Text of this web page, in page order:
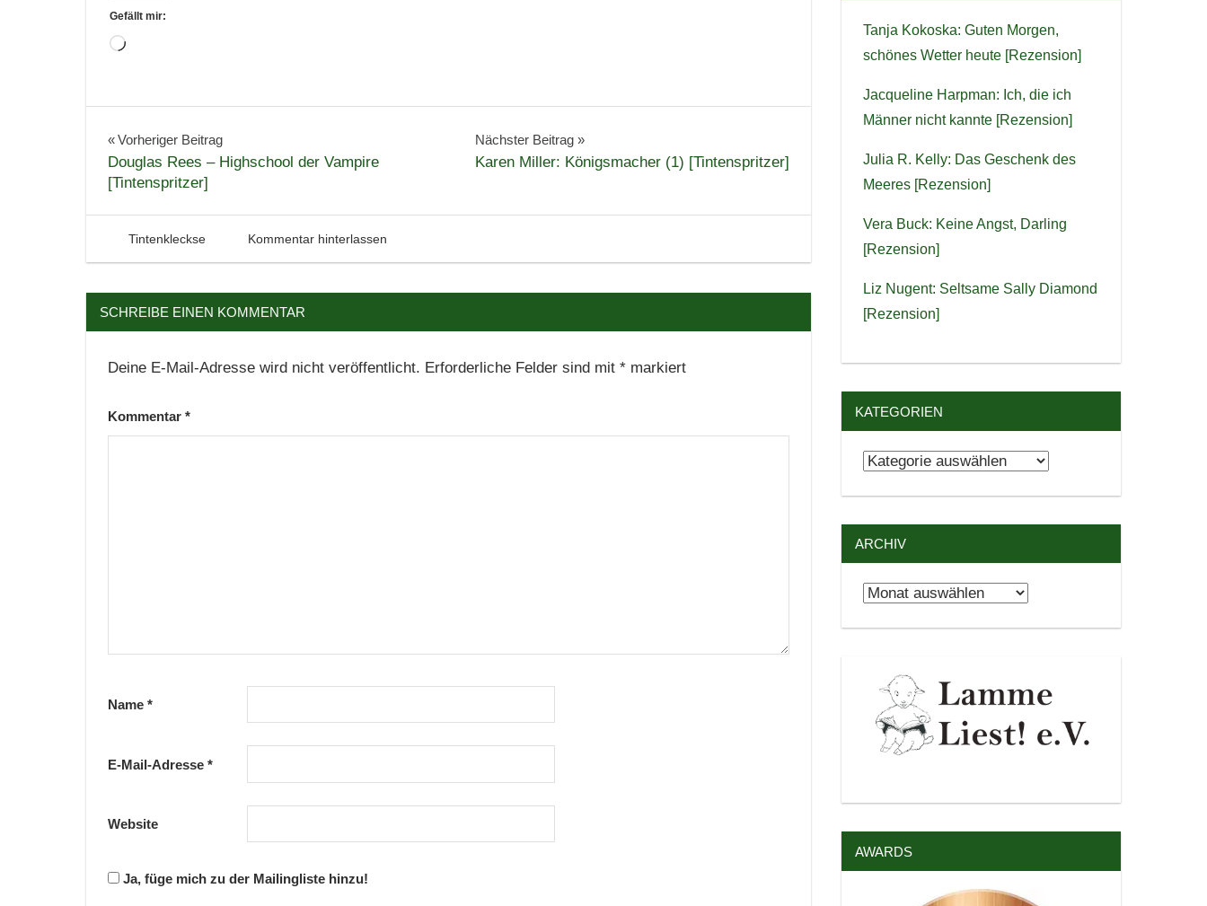
Gefällt mir:
Wird
Beitragsnavigation
Vorheriger Beitrag
Douglas Rees – Highschool der Vampire
[Tintenspritzer]
Nächster Beitrag
Karen Miller: Königsmacher (1) [Tintenspritzer]
30. August 2009
Tintenhain
Tintenkleckse Kommentar hinterlassen
SCHREIBE EINEN KOMMENTAR
Deine E-Mail-Adresse wird nicht veröffentlicht. Erforderliche Felder sind mit * markiert
Kommentar *
Name *
E-Mail-Adresse *
Website
Ja, füge mich zu der Mailingliste hinzu!
Tanja Kokoska: Guten Morgen,
schönes Wetter heute [Rezension]
Jacqueline Harpman: Ich, die ich
Männer nicht kannte [Rezension]
Julia R. Kelly: Das Geschenk des
Meeres [Rezension]
Vera Buck: Keine Angst, Darling
[Rezension]
Liz Nugent: Seltsame Sally Diamond
[Rezension]
KATEGORIEN
Kategorien
ARCHIV
Archiv
AWARDS